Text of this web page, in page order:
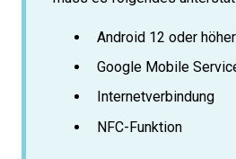
Android 12 oder höher
Google Mobile
Internetverbindung
NFC-Funktion